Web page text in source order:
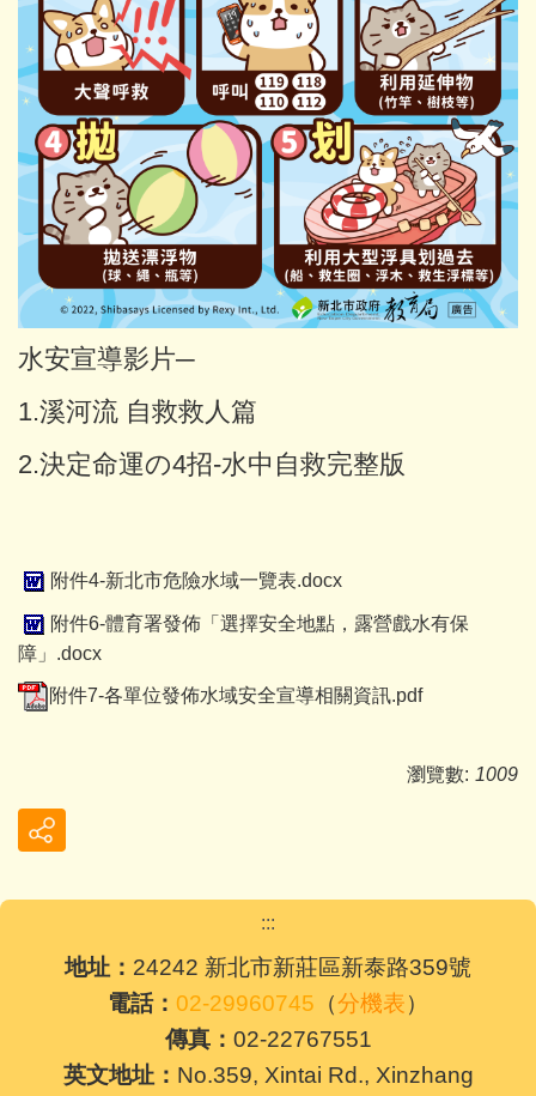
水安宣導影片─
1.溪河流 自救救人篇
2.決定命運の4招-水中自救完整版
附件4-新北市危險水域一覽表.docx
附件6-體育署發佈「選擇安全地點，露營戲水有保
障」.docx
附件7-各單位發佈水域安全宣導相關資訊.pdf
瀏覽數: 1009
:::
地址： 24242 新北市新莊區新泰路359號
電話： 02-29960745 （分機表）
傳真： 02-22767551
英文地址： No.359, Xintai Rd., Xinzhang